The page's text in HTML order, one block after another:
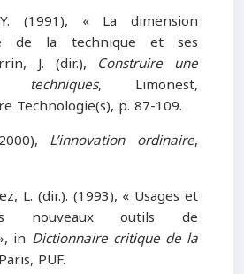
(1991), « La dimension
de la technique et ses
J. (dir.), Construire une
, Limonest,
Technologie(s), p. 87-109.
L’innovation ordinaire,
L. (dir.). (1993), « Usages et
nouveaux outils de
in Dictionnaire critique de la
PUF.